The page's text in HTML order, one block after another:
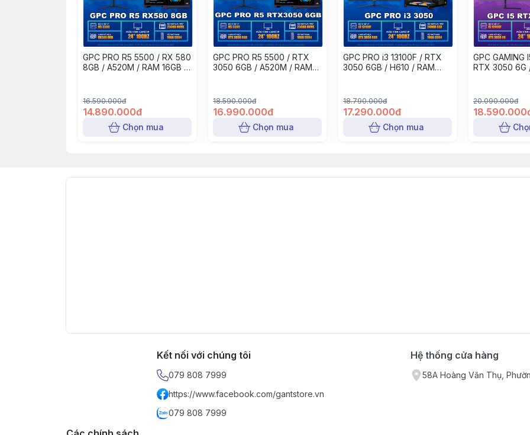
GPC PRO R5 5500 / RX 580
8GB / A520M / RAM 16GB /
16.590.000đ
14.890.000đ
Chọn mua
GPC PRO R5 5500 / RTX
3050 6GB / A520M / RAM
100HZ
18.590.000đ
16.990.000đ
Chọn mua
GPC PRO i3 13100F / RTX
3050 6GB / H610 / RAM
100HZ
18.790.000đ
17.290.000đ
Chọn mua
GPC GAMING
RTX 3050 6G
24" 100HZ
20.090.000đ
Kết nối với chúng tôi
079 808 7999
https://www.facebook.com/gantstore.vn
079 808 7999
Hệ thống cửa hàng
58A Hoàng Văn Thụ,